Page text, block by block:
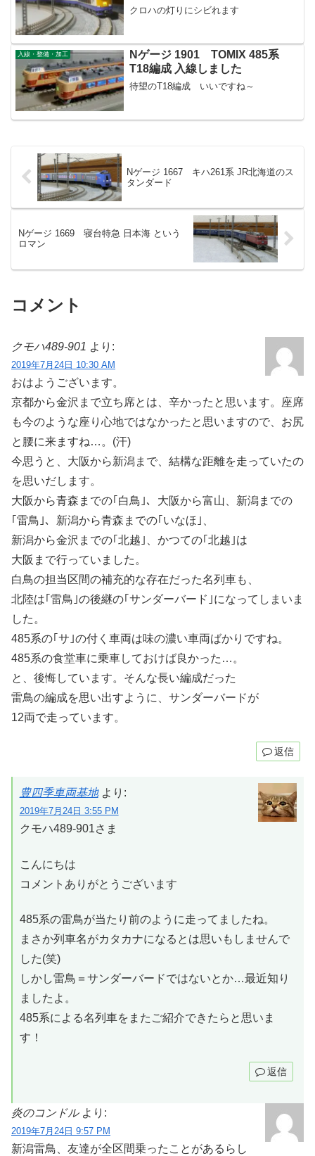
クロハの灯りにシビれます
入線・整備・加工
Nゲージ 1901 TOMIX 485系
T18編成 入線しました
待望のT18編成 いいですね～
Nゲージ 1667 キハ261系 JR北海道のス
タンダード
Nゲージ 1669 寝台特急 日本海 という
ロマン
コメント
クモハ489-901 より:
2019年7月24日 10:30 AM
おはようございます。
京都から金沢まで立ち席とは、辛かったと思います。座席
も今のような座り心地ではなかったと思いますので、お尻
と腰に来ますね…。(汗)
今思うと、大阪から新潟まで、結構な距離を走っていたの
を思いだします。
大阪から青森までの｢白鳥｣、大阪から富山、新潟までの
｢雷鳥｣、新潟から青森までの｢いなほ｣、
新潟から金沢までの｢北越｣、かつての｢北越｣は
大阪まで行っていました。
白鳥の担当区間の補充的な存在だった名列車も、
北陸は｢雷鳥｣の後継の｢サンダーバード｣になってしまいま
した。
485系の｢サ｣の付く車両は味の濃い車両ばかりですね。
485系の食堂車に乗車しておけば良かった…。
と、後悔しています。そんな長い編成だった
雷鳥の編成を思い出すように、サンダーバードが
12両で走っています。
返信
豊四季車両基地 より:
2019年7月24日 3:55 PM
クモハ489-901さま
こんにちは
コメントありがとうございます
485系の雷鳥が当たり前のように走ってましたね。
まさか列車名がカタカナになるとは思いもしませんで
した(笑)
しかし雷鳥＝サンダーバードではないとか…最近知り
ましたよ。
485系による名列車をまたご紹介できたらと思いま
す！
返信
炎のコンドル より:
2019年7月24日 9:57 PM
新潟雷鳥、友達が全区間乗ったことがあるらし